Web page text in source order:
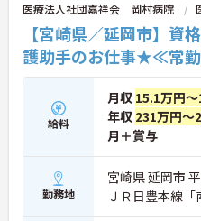
医療法人社団嘉祥会 岡村病院
【宮崎県／延岡市】資
護助手のお仕事★≪常
給料
月収 15.1万円
年収 231万円～
月＋賞与
勤務地
宮崎県 延岡市
ＪＲ日豊本線